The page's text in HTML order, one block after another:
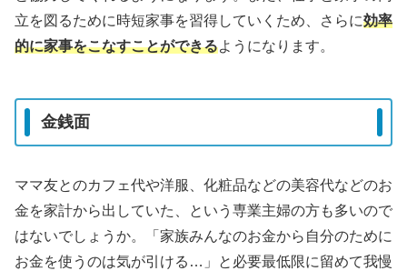
立を図るために時短家事を習得していくため、さらに効率
的に家事をこなすことができるようになります。
金銭面
ママ友とのカフェ代や洋服、化粧品などの美容代などのお
金を家計から出していた、という専業主婦の方も多いので
はないでしょうか。「家族みんなのお金から自分のために
お金を使うのは気が引ける…」と必要最低限に留めて我慢